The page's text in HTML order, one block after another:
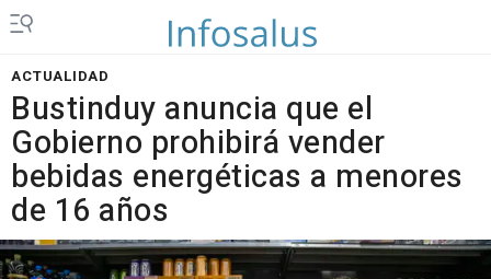
ACTUALIDAD
Bustinduy anuncia que el
Gobierno prohibirá vender
bebidas energéticas a menores
de 16 años